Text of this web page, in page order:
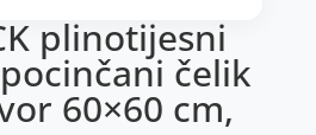
plinotijesni
čelik
60×60 cm,